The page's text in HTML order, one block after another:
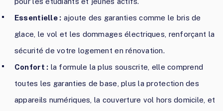
Essentielle : ajoute des garanties comme le bris de
glace, le vol et les dommages électriques, renforçant la
sécurité de votre logement en rénovation.
Confort : la formule la plus souscrite, elle comprend
toutes les garanties de base, plus la protection des
appareils numériques, la couverture vol hors domicile, et